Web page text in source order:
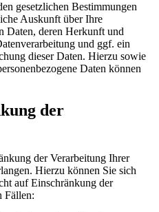
gesetzlichen Bestimmungen
Auskunft über Ihre
Daten, deren Herkunft und
und ggf. ein
dieser Daten. Hierzu sowie
Daten können
der
der Verarbeitung Ihrer
Hierzu können Sie sich
auf Einschränkung der
Fällen: